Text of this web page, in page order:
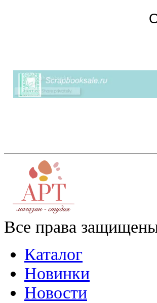
Отличного
Все права
Каталог
Новинки
Новости